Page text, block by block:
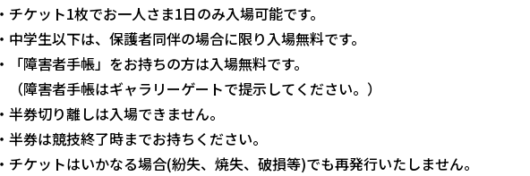
・チケット1枚でお一人さま1日のみ入場可能です。
・中学生以下は、保護者同伴の場合に限り入場無料です。
・「障害者手帳」をお持ちの方は入場無料です。
（障害者手帳はギャラリーゲートで提示してください。）
・半券切り離しは入場できません。
・半券は競技終了時までお持ちください。
・チケットはいかなる場合(紛失、焼失、破損等)でも再発行いたしません。